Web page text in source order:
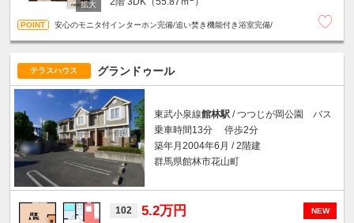
安心のモニタ付インターホン完備/追い焚き機能付き浴室完備/
テラスハウス グランドゥール
東武小泉線館林駅 / つつじが岡公園 バス
乗車時間13分 停歩2分
築年月2004年6月 / 2階建
群馬県館林市花山町
NEW
102 5.2万円